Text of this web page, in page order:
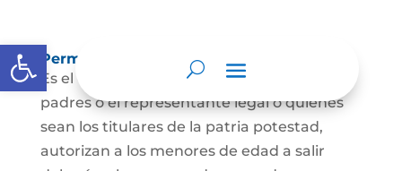
Abrir barra de herramientas
Permisos de salida de país temporal
Es el documento mediante el cual los
padres o el representante legal o quienes
sean los titulares de la patria potestad,
autorizan a los menores de edad a salir